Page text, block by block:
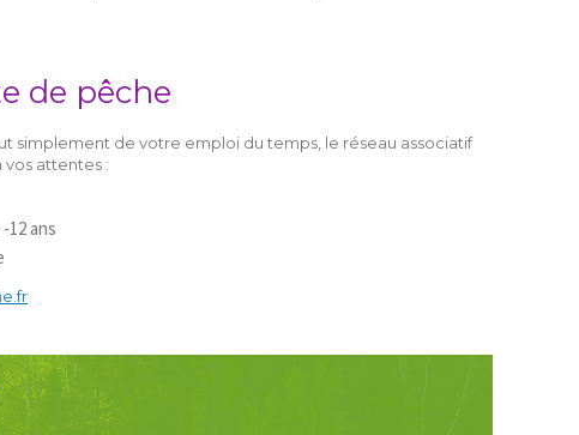
de pêche
simplement de votre emploi du temps, le réseau associatif
attentes :
12 ans